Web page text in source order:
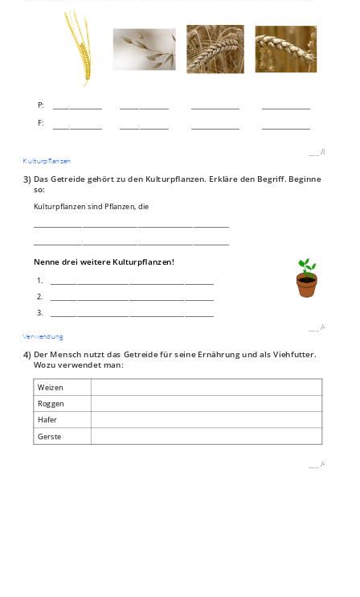
P:
F:
/8P
Kulturpflanzen
3) Das Getreide gehört zu den Kulturpflanzen. Erkläre den Begriff. Beginne
so:
Kulturpflanzen sind Pflanzen, die
Nenne drei weitere Kulturpflanzen!
1.
2.
3.
/4P
Verwendung
4) Der Mensch nutzt das Getreide für seine Ernährung und als Viehfutter.
Wozu verwendet man:
Weizen
Roggen
Hafer
Gerste
/4P